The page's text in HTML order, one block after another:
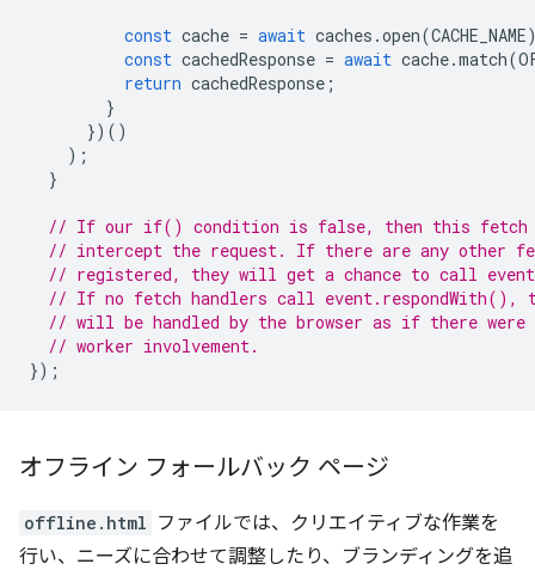
const cache = await caches .open(CACHE_NAME
const cachedResponse = await cache.match(
return cachedResponse ;
}
})()
);
}
// If our if() condition is false, then this fetch
// intercept the request. If there are any other
// registered, they will get a chance to call
// If no fetch handlers call event.respondWith(),
// will be handled by the browser as if there were
// worker involvement.
});
オフライン フォールバック ページ
offline.html ファイルでは、クリエイティブな作業を
行い、ニーズに合わせて調整したり、ブランディングを追